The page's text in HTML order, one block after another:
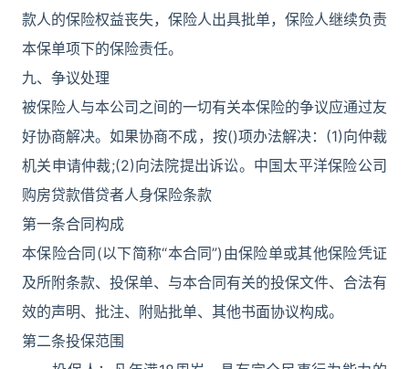
款人的保险权益丧失，保险人出具批单，保险人继续负责
本保单项下的保险责任。
九、争议处理
被保险人与本公司之间的一切有关本保险的争议应通过友
好协商解决。如果协商不成，按()项办法解决：(1)向仲裁
机关申请仲裁;(2)向法院提出诉讼。中国太平洋保险公司
购房贷款借贷者人身保险条款
第一条合同构成
本保险合同(以下简称“本合同”)由保险单或其他保险凭证
及所附条款、投保单、与本合同有关的投保文件、合法有
效的声明、批注、附贴批单、其他书面协议构成。
第二条投保范围